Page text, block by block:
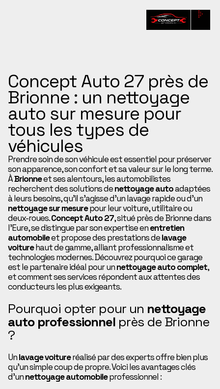
Concept Auto 27 près de
Brionne : un nettoyage
auto sur mesure pour
tous les types de
véhicules
Prendre soin de son véhicule est essentiel pour préserver
son apparence, son confort et sa valeur sur le long terme.
ÀBrionneet ses alentours, les automobilistes
recherchent des solutions denettoyage autoadaptées
à leurs besoins, qu’il s’agisse d’un lavage rapide ou d’un
nettoyage sur mesurepour leur voiture, utilitaire ou
deux-roues.Concept Auto 27, situé près de Brionne dans
l’Eure, se distingue par son expertise enentretien
automobileet propose des prestations delavage
voiturehaut de gamme, alliant professionnalisme et
technologies modernes. Découvrez pourquoi ce garage
est le partenaire idéal pour unnettoyage auto complet,
et comment ses services répondent aux attentes des
conducteurs les plus exigeants.
Pourquoi opter pour un nettoyage
auto professionnel près de Brionne
?
Unlavage voitureréalisé par des experts offre bien plus
qu’un simple coup de propre. Voici les avantages clés
d’unnettoyage automobileprofessionnel :